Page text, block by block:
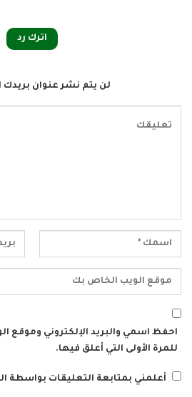
اترك رد
لن يتم نشر عنوان بريدك
احفظ اسمي والبريد الإلكتروني وموقع
للمرة الأولى التي أعلق فيها.
أعلمني بمتابعة التعليقات بواسطة